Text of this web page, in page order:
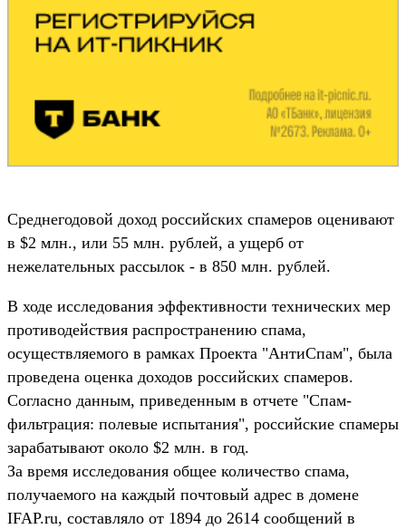
Среднегодовой доход российских спамеров оценивают
в $2 млн., или 55 млн. рублей, а ущерб от
нежелательных рассылок - в 850 млн. рублей.
В ходе исследования эффективности технических мер
противодействия распространению спама,
осуществляемого в рамках Проекта "АнтиСпам", была
проведена оценка доходов российских спамеров.
Согласно данным, приведенным в отчете "Спам-
фильтрация: полевые испытания", российские спамеры
зарабатывают около $2 млн. в год.
За время исследования общее количество спама,
получаемого на каждый почтовый адрес в домене
IFAP.ru, составляло от 1894 до 2614 сообщений в